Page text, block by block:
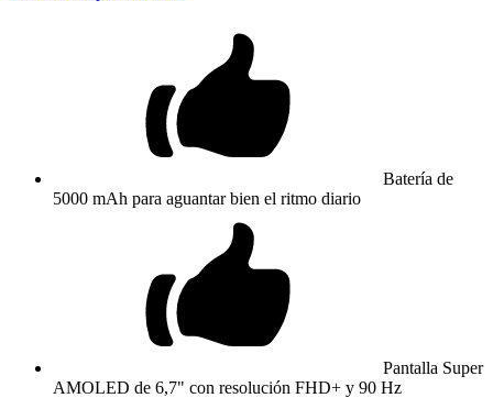
Batería de
5000 mAh para aguantar bien el ritmo diario
Pantalla Super
AMOLED de 6,7" con resolución FHD+ y 90 Hz